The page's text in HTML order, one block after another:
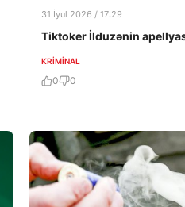
31 İyul 2026 / 17:29
Tiktoker İlduzənin
KRIMINAL
0 0